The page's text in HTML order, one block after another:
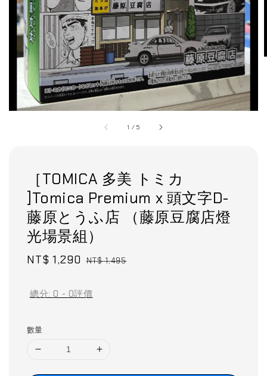
1 /5
［TOMICA 多美 トミカ
]Tomica Premium x 頭文字D-
藤原とうふ店 （藤原豆腐店燈
光場景組）
Sale
NT$ 1,290 Regular
NT$ 1,495
總分: 0 - 0評價
數量